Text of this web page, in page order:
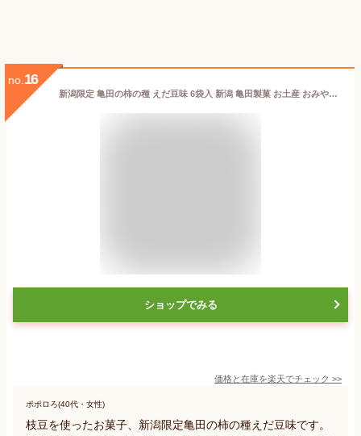
no. 16
新潟限定 亀田の柿の種 えだ豆味 6袋入 新潟 亀田製菓 お土産 おみやげ 柿の種 新潟県産 えだ豆 お菓子 おやつ おつまみ
ショップでみる
価格と在庫を楽天でチェック >>
ポポロろ(40代・女性)
枝豆を使ったお菓子、新潟限定亀田の柿の種えだ豆味です。